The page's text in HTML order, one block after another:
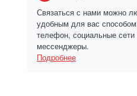
Связаться с нами можно
удобным для вас
телефон, социальные сети
мессенджеры.
Подробнее